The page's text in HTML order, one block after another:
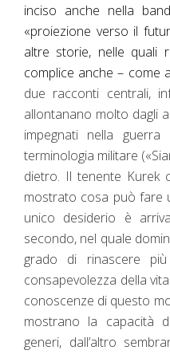
inciso anche nella
«proiezione verso il
altre storie, nelle quali
complice anche – come
due racconti centrali,
allontanano molto dagli
impegnati nella
terminologia militare
dietro. Il tenente
mostrato cosa può fare
unico desiderio è
secondo, nel quale
grado di rinascere
consapevolezza della
conoscenze di questo
mostrano la capacità
generi, dall’altro